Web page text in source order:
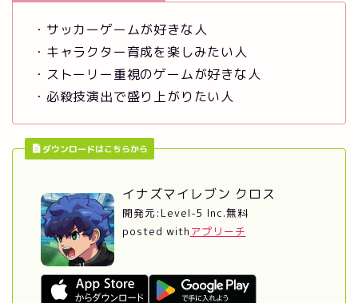
・サッカーゲームが好きな人
・キャラクター育成を楽しみたい人
・ストーリー重視のゲームが好きな人
・必殺技演出で盛り上がりたい人
ダウンロードはこちらから
イナズマイレブン クロス
開発元: Level-5 Inc.無料
posted with アプリーチ